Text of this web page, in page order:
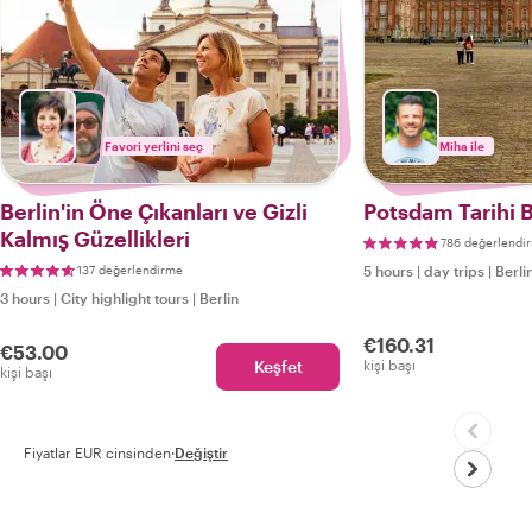
Favori yerlini seç
Berlin'in Öne Çıkanları ve Gizli
Kalmış Güzellikleri
137 değerlendirme
3 hours | City highlight tours | Berlin
€53.00
kişi başı Keşfet
Miha ile
Potsdam Tarihi
786
5 hours | day trips |
€160.31
kişi başı
Fiyatlar EUR cinsinden·Değiştir